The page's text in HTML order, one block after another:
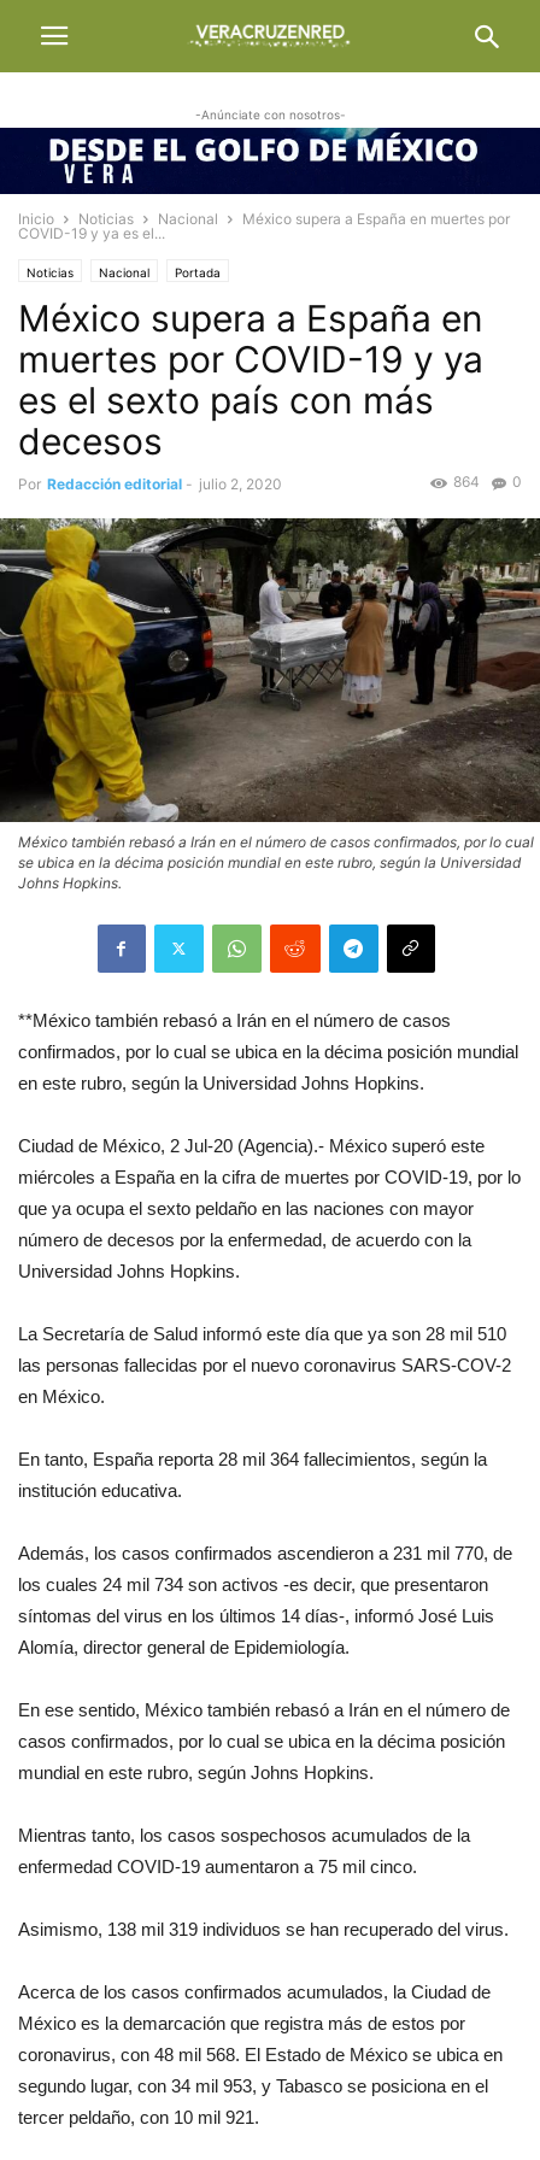
-Anúnciate con nosotros-
Inicio Noticias Nacional
México supera a España en muertes por
COVID-19 y ya es el...
Noticias Nacional Portada
México supera a España en
muertes por COVID-19 y ya
es el sexto país con más
decesos
Por Redacción editorial - julio 2, 2020 0
864
México también rebasó a Irán en el número de casos confirmados, por lo cual
se ubica en la décima posición mundial en este rubro, según la Universidad
Johns Hopkins.
**México también rebasó a Irán en el número de casos
confirmados, por lo cual se ubica en la décima posición mundial
en este rubro, según la Universidad Johns Hopkins.
Ciudad de México, 2 Jul-20 (Agencia).- México superó este
miércoles a España en la cifra de muertes por COVID-19, por lo
que ya ocupa el sexto peldaño en las naciones con mayor
número de decesos por la enfermedad, de acuerdo con la
Universidad Johns Hopkins.
La Secretaría de Salud informó este día que ya son 28 mil 510
las personas fallecidas por el nuevo coronavirus SARS-COV-2
en México.
En tanto, España reporta 28 mil 364 fallecimientos, según la
institución educativa.
Además, los casos confirmados ascendieron a 231 mil 770, de
los cuales 24 mil 734 son activos -es decir, que presentaron
síntomas del virus en los últimos 14 días-, informó José Luis
Alomía, director general de Epidemiología.
En ese sentido, México también rebasó a Irán en el número de
casos confirmados, por lo cual se ubica en la décima posición
mundial en este rubro, según Johns Hopkins.
Mientras tanto, los casos sospechosos acumulados de la
enfermedad COVID-19 aumentaron a 75 mil cinco.
Asimismo, 138 mil 319 individuos se han recuperado del virus.
Acerca de los casos confirmados acumulados, la Ciudad de
México es la demarcación que registra más de estos por
coronavirus, con 48 mil 568. El Estado de México se ubica en
segundo lugar, con 34 mil 953, y Tabasco se posiciona en el
tercer peldaño, con 10 mil 921.